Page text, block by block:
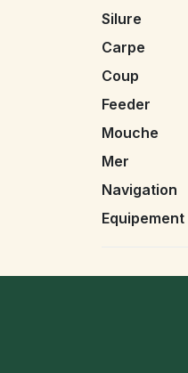
Silure
Carpe
Coup
Feeder
Mouche
Mer
Navigation